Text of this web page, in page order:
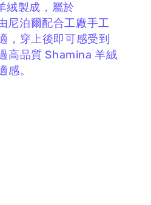
絨製成， 屬於
尼泊爾配合工廠手工
， 穿上後即可感受到
高品質 Shamina 羊絨
。